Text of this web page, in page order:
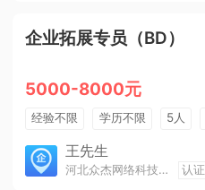
企业拓展专员（BD）
5000-8000元
经验不限 学历不限 5人
奖励计划
综合补贴
王先生
河北众杰网络科技有限公司 认证